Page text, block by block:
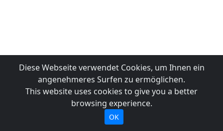
Diese Webseite verwendet Cookies, um Ihnen ein
angenehmeres Surfen zu ermöglichen.
This website uses cookies to give you a better
browsing experience.
OK